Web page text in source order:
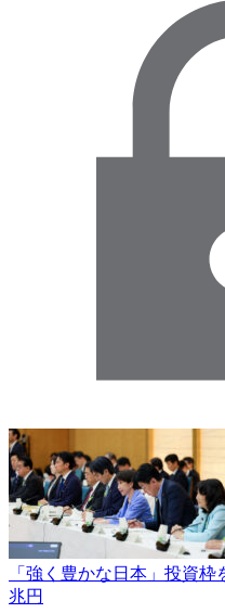
「強く豊かな日本」投資
兆円